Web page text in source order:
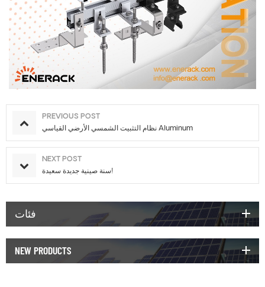
PREVIOUS POST
نظام التثبيت الشمسي الأرضي القياسي Aluminum
NEXT POST
سنة صينية جديدة سعيدة!
فئات
NEW PRODUCTS